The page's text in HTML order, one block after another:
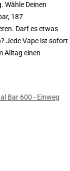
Wähle Deinen
187
Darf es etwas
Jede Vape ist sofort
Alltag einen